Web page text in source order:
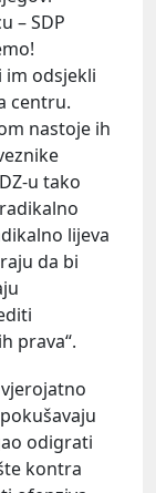
– SDP
im odsjekli
centru.
nastoje ih
u tako
lijeva
da bi
prava“.
odigrati
kontra